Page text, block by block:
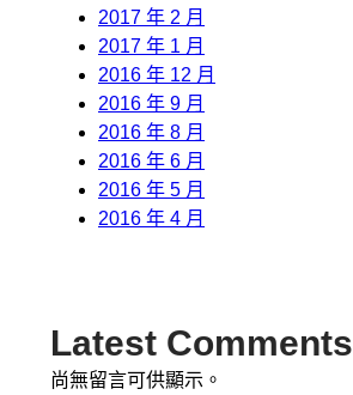
2017 年 2 月
2017 年 1 月
2016 年 12 月
2016 年 9 月
2016 年 8 月
2016 年 6 月
2016 年 5 月
2016 年 4 月
Latest Comments
尚無留言可供顯示。